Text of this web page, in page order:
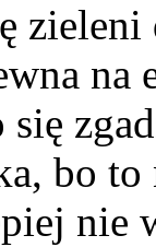
zieleni
na
bo
nie